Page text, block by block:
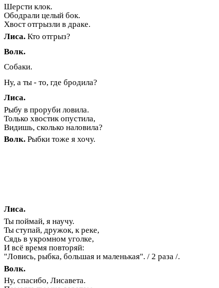
Шерсти клок.
Ободрали целый бок.
Хвост отгрызли в драке.
Лиса. Кто отгрыз?
Волк.
Собаки.
Ну, а ты - то, где бродила?
Лиса.
Рыбу в проруби ловила.
Только хвостик опустила,
Видишь, сколько наловила?
Волк. Рыбки тоже я хочу.
Лиса.
Ты поймай, я научу.
Ты ступай, дружок, к реке,
Сядь в укромном уголке,
И всё время повторяй:
"Ловись, рыбка, большая и маленькая". / 2 раза /.
Волк.
Ну, спасибо, Лисавета.